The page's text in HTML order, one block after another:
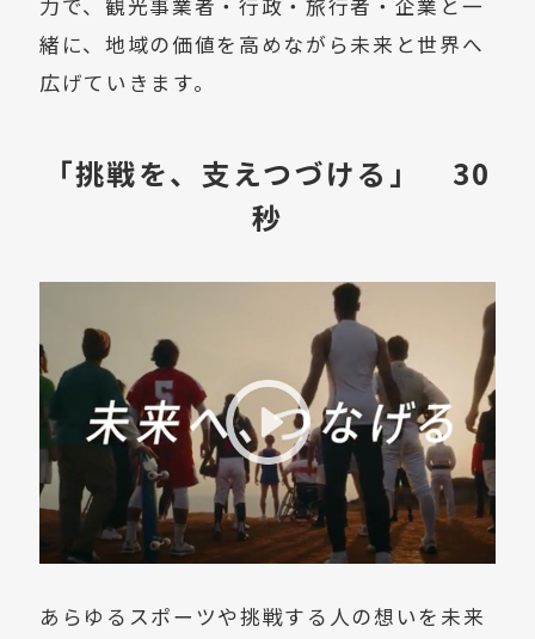
緒に、地域の価値を高めながら未来と世界へ
広げていきます。
「挑戦を、支えつづける」 30
秒
あらゆるスポーツや挑戦する人の想いを未来